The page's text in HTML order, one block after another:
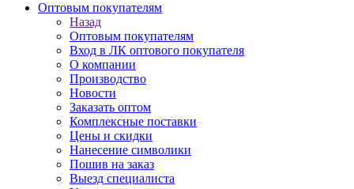
Оптовым покупателям
Назад
Оптовым покупателям
Вход в ЛК оптового покупателя
О компании
Производство
Новости
Заказать оптом
Комплексные поставки
Цены и скидки
Нанесение символики
Пошив на заказ
Выезд специалиста